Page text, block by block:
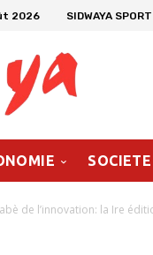
2026 SIDWAYA SPORT
SOCIETE
de l’innovation: la Ire